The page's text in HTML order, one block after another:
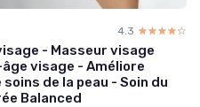
4.3 ☆☆☆☆☆
★★★★★
- Masseur visage
visage - Améliore
de la peau - Soin du
Balanced